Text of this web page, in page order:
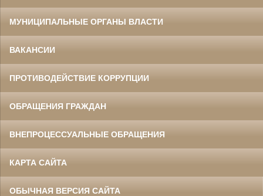
МУНИЦИПАЛЬНЫЕ ОРГАНЫ ВЛАСТИ
ВАКАНСИИ
ПРОТИВОДЕЙСТВИЕ КОРРУПЦИИ
ОБРАЩЕНИЯ ГРАЖДАН
ВНЕПРОЦЕССУАЛЬНЫЕ ОБРАЩЕНИЯ
КАРТА САЙТА
ОБЫЧНАЯ ВЕРСИЯ САЙТА